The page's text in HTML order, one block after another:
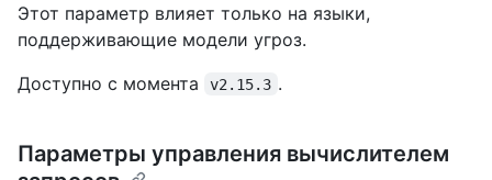
Этот параметр влияет только на языки,
поддерживающие модели угроз.
Доступно с момента
v2.15.3 .
Параметры управления вычислителем